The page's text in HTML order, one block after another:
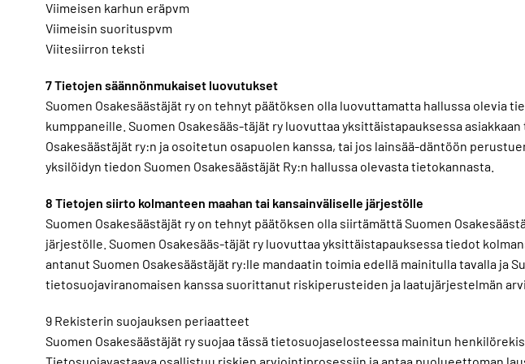
Viimeisen karhun eräpvm
Viimeisin suorituspvm
Viitesiirron teksti
7 Tietojen säännönmukaiset luovutukset
Suomen Osakesäästäjät ry on tehnyt päätöksen olla luovuttamatta hallussa olevia
kumppaneille. Suomen Osakesääs-täjät ry luovuttaa yksittäistapauksessa
Osakesäästäjät ry:n ja osoitetun osapuolen kanssa, tai jos lainsää-däntöön
yksilöidyn tiedon Suomen Osakesäästäjät Ry:n hallussa olevasta tietokannasta.
8 Tietojen siirto kolmanteen maahan tai kansainväliselle järjestölle
Suomen Osakesäästäjät ry on tehnyt päätöksen olla siirtämättä Suomen
järjestölle. Suomen Osakesääs-täjät ry luovuttaa yksittäistapauksessa tiedot
antanut Suomen Osakesäästäjät ry:lle mandaatin toimia edellä mainitulla tavalla ja
tietosuojaviranomaisen kanssa suorittanut riskiperusteiden ja laatujärjestelmän
9 Rekisterin suojauksen periaatteet
Suomen Osakesäästäjät ry suojaa tässä tietosuojaselosteessa mainitun